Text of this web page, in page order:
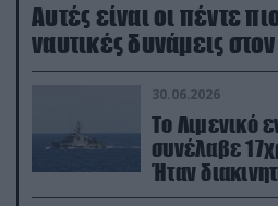
Aυτές είναι οι πέντε
ναυτικές δυνάμεις
30.06.2026
Το Λιμενικό
συνέλαβε
Ήταν
μεταναστών